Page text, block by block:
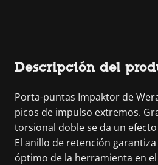
Descripción del
Porta-puntas Impaktor de
picos de impulso extremos.
torsional doble se da un
El anillo de retención
óptimo de la herramienta en